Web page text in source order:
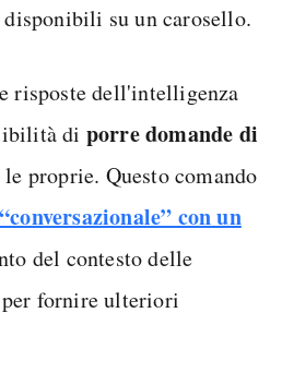
su un carosello.
risposte dell'intelligenza
di porre domande di
proprie. Questo comando
con un
del contesto delle
fornire ulteriori